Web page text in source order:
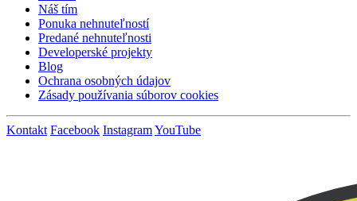
Náš tím
Ponuka nehnuteľností
Predané nehnuteľnosti
Developerské projekty
Blog
Ochrana osobných údajov
Zásady používania súborov cookies
Kontakt Facebook InstagramYouTube